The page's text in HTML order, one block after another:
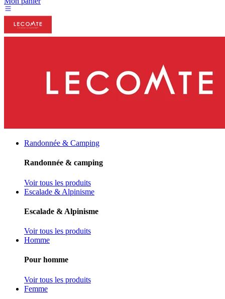
Randonnée & Camping
Randonnée & camping
Voir tous les produits
Escalade & Alpinisme
Escalade & Alpinisme
Voir tous les produits
Homme
Pour homme
Voir tous les produits
Femme